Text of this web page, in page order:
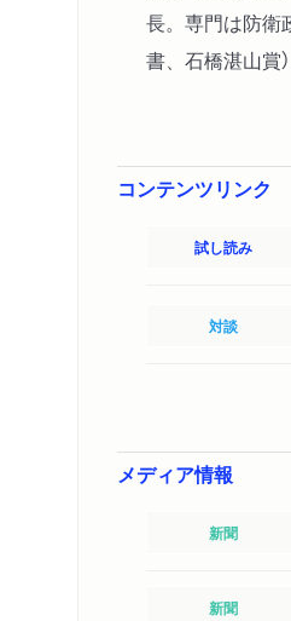
長。専門は防衛
書、石橋湛山賞
コンテンツリンク
試し読み
対談
メディア情報
新聞
新聞